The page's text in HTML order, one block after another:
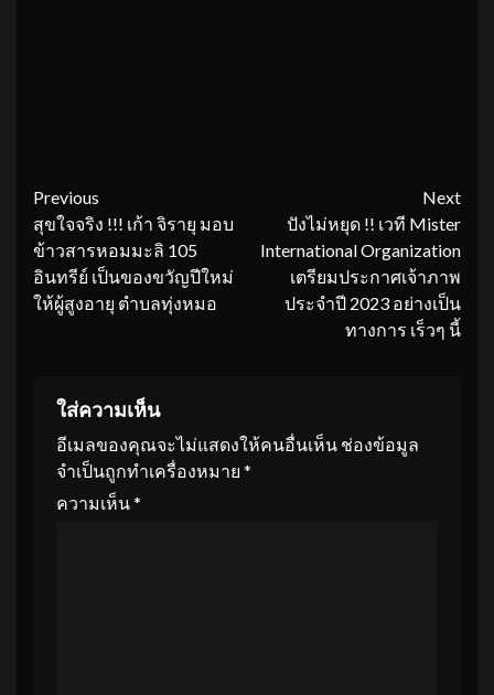
Continue
Reading
Previous
สุขใจจริง !!! เก้า จิรายุ มอบ
ข้าวสารหอมมะลิ 105
อินทรีย์ เป็นของขวัญปีใหม่
ให้ผู้สูงอายุ ตำบลทุ่งหมอ
Next
ปังไม่หยุด !! เวที Mister
International Organization
เตรียมประกาศเจ้าภาพ
ประจำปี 2023 อย่างเป็น
ทางการ เร็วๆ นี้
ใส่ความเห็น
อีเมลของคุณจะไม่แสดงให้คนอื่นเห็น ช่องข้อมูล
จำเป็นถูกทำเครื่องหมาย *
ความเห็น*